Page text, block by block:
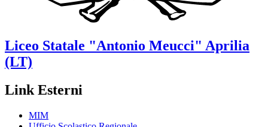
Liceo Statale "Antonio Meucci" Aprilia
(LT)
Link Esterni
MIM